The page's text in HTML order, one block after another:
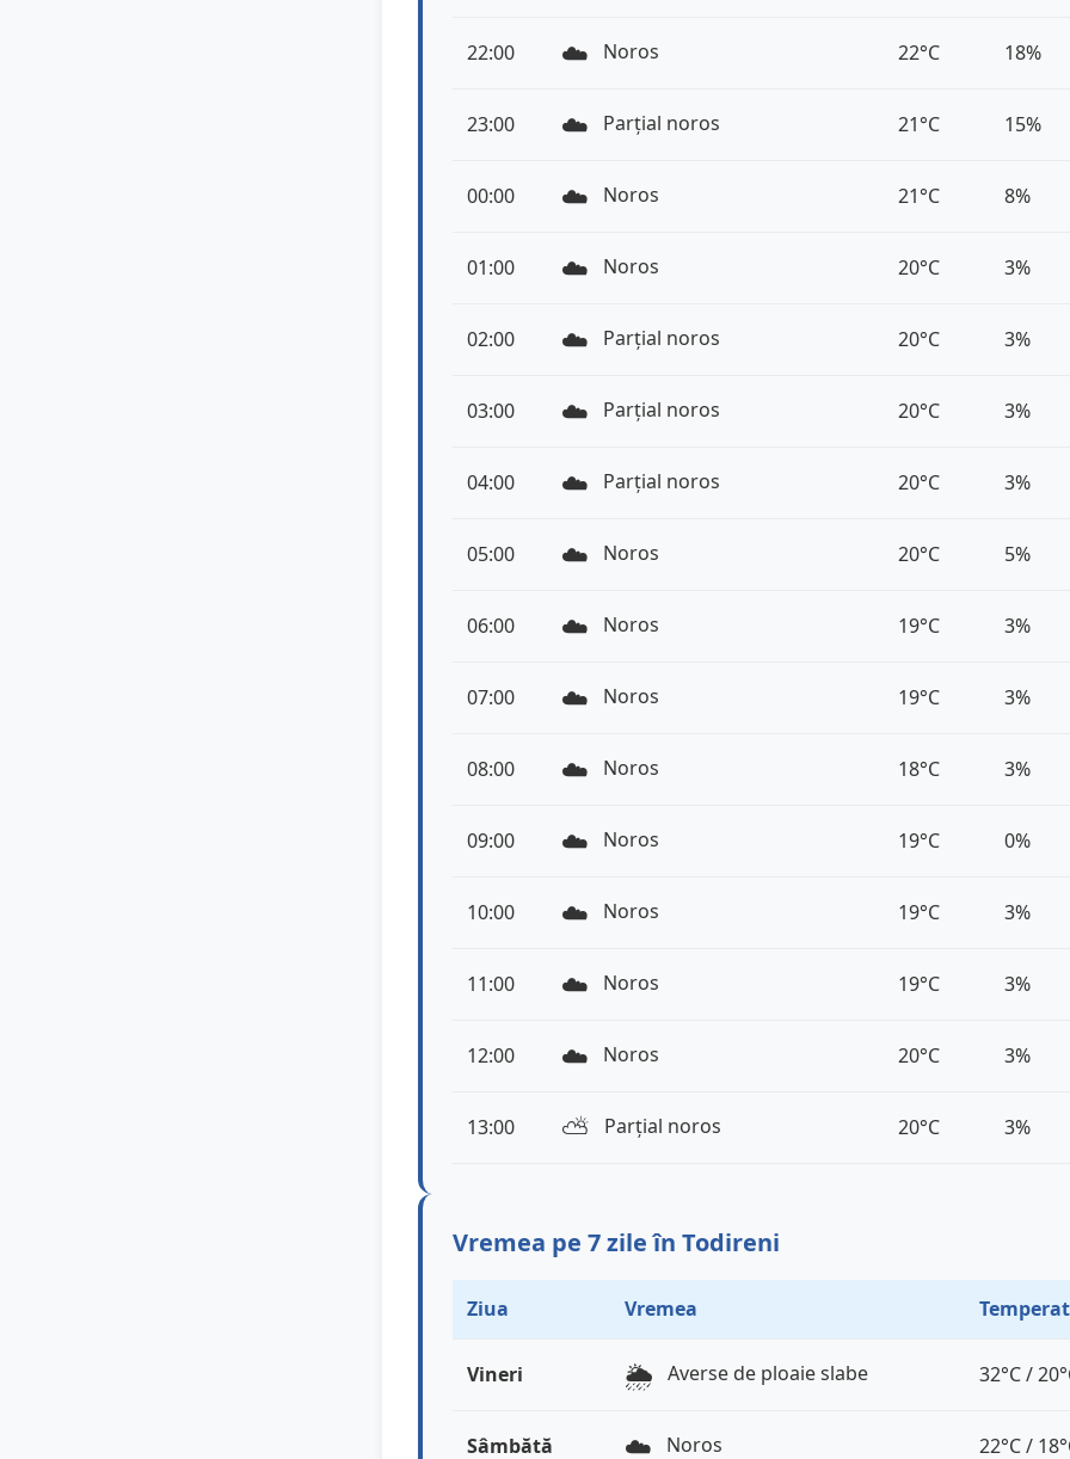
22:00 ☁️ Noros 22°C 18%
23:00 ☁️ Parțial noros 21°C 15%
00:00 ☁️ Noros 21°C 8%
01:00 ☁️ Noros 20°C 3%
02:00 ☁️ Parțial noros 20°C 3%
03:00 ☁️ Parțial noros 20°C 3%
04:00 ☁️ Parțial noros 20°C 3%
05:00 ☁️ Noros 20°C 5%
06:00 ☁️ Noros 19°C 3%
07:00 ☁️ Noros 19°C 3%
08:00 ☁️ Noros 18°C 3%
09:00 ☁️ Noros 19°C 0%
10:00 ☁️ Noros 19°C 3%
11:00 ☁️ Noros 19°C 3%
12:00 ☁️ Noros 20°C 3%
13:00 ⛅️ Parțial noros 20°C 3%
Vremea pe 7 zile în Todireni
Ziua Vremea
Vineri 🌦️ Averse de ploaie slabe 32°C /
Sâmbătă ☁️ Noros 22°C /